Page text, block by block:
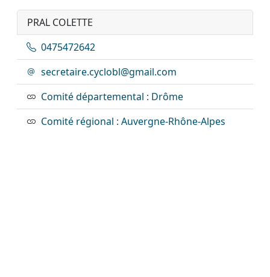
PRAL COLETTE
0475472642
secretaire.cyclobl@gmail.com
Comité départemental : Drôme
Comité régional : Auvergne-Rhône-Alpes